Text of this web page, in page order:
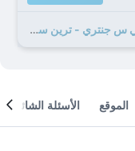
14 صفقة إضافية لـ بريميير إن ليسيستر سيتي س جنتري - ترين ستيشن
الموقع الأسئلة الشائعة